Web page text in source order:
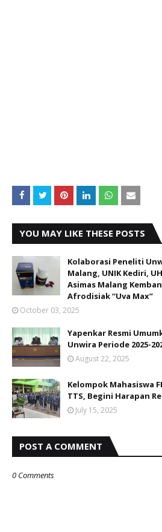
YOU MAY LIKE THESE POSTS
Kolaborasi Peneliti
Malang, UNIK Kediri,
Asimas Malang
Afrodisiak “Uva Max”
October 03, 2025
Yapenkar Resmi
Unwira Periode 2025-
August 22, 2025
Kelompok Mahasiswa
TTS, Begini Harapan
July 15, 2025
POST A COMMENT
0 Comments